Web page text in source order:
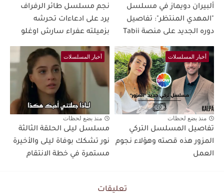
ألبيران دويماز في مسلسل
"المهدي المنتظر": تفاصيل
دوره الجديد على منصة Tabii
نجم مسلسل طائر الرفراف
يرد على ادعاءات تحرشه
بزميلته عفراء سارش اوغلو
أخبار المسلسلات
منذ بضع لحظات
تفاصيل المسلسل التركي
المزور هذه قصته وهؤلاء نجوم
العمل
أخبار المسلسلات
منذ بضع لحظات
مسلسل ليلى الحلقة الثالثة
نور تشكك بوفاة ليلى والأخيرة
مستمرة في خطة الانتقام
تعليقات